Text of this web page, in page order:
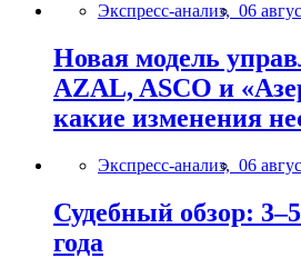
Экспресс-анализ, 06
Новая модель
AZAL, ASCO и
какие изменения
Экспресс-анализ, 06
Судебный обзор:
года